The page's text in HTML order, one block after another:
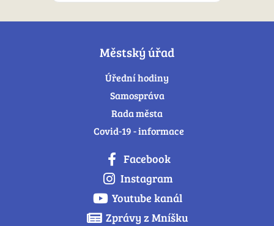
Městský úřad
Úřední hodiny
Samospráva
Rada města
Covid-19 - informace
Facebook
Instagram
Youtube kanál
Zprávy z Mníšku